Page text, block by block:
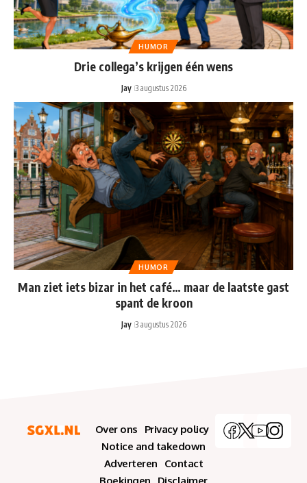
HUMOR
Drie collega’s krijgen één wens
Jay 3 augustus 2026
HUMOR
Man ziet iets bizar in het café… maar de laatste gast
spant de kroon
Jay 3 augustus 2026
Over ons
Privacy policy
Notice and takedown
Adverteren
Contact